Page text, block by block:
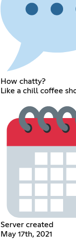
How chatty?
Like a chill coffee
Server created
May 17th, 2021